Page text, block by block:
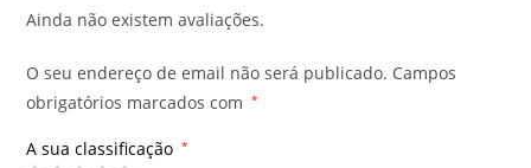
Ainda não existem avaliações.
O seu endereço de email não será publicado. Campos
obrigatórios marcados com
*
A sua classificação *